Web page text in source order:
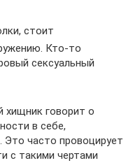
стоит
Кто-то
сексуальный
хищник говорит о
в себе,
Это часто провоцирует
с такими чертами